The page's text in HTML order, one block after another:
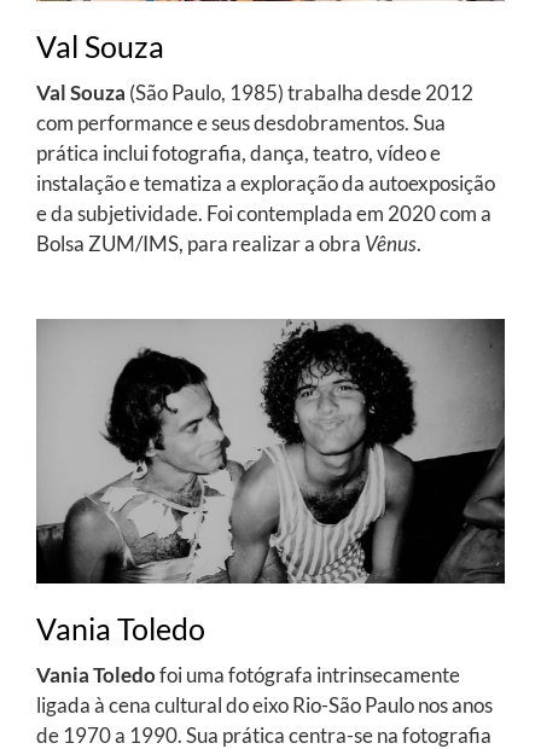
Val Souza
Val Souza (São Paulo, 1985) trabalha desde 2012
com performance e seus desdobramentos. Sua
prática inclui fotografia, dança, teatro, vídeo e
instalação e tematiza a exploração da autoexposição
e da subjetividade. Foi contemplada em 2020 com a
Bolsa ZUM/IMS, para realizar a obra Vênus.
Vania Toledo
Vania Toledofoi uma fotógrafa intrinsecamente
ligada à cena cultural do eixo Rio-São Paulo nos anos
de 1970 a 1990. Sua prática centra-se na fotografia